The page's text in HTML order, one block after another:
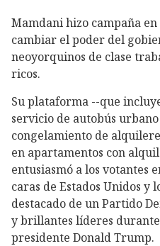
Mamdani hizo campaña
cambiar el poder del
neoyorquinos de clase
ricos.
Su plataforma --que
servicio de autobús
congelamiento de
en apartamentos con
entusiasmó a los votantes
caras de Estados Unidos
destacado de un Partido
y brillantes líderes
presidente Donald Trump.